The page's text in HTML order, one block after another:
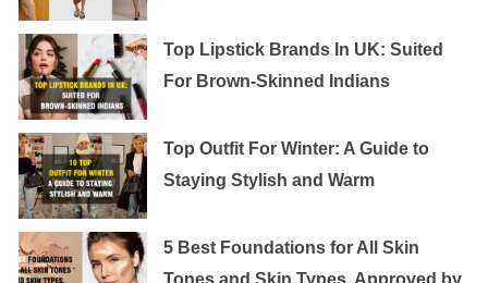
Top Lipstick Brands In UK: Suited
For Brown-Skinned Indians
Top Outfit For Winter: A Guide to
Staying Stylish and Warm
5 Best Foundations for All Skin